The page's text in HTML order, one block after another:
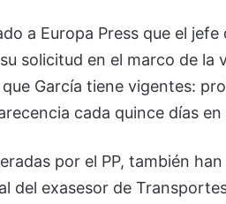
a Europa Press que el jefe
solicitud en el marco de la
García tiene vigentes:
cada quince días en
por el PP, también
del exasesor de